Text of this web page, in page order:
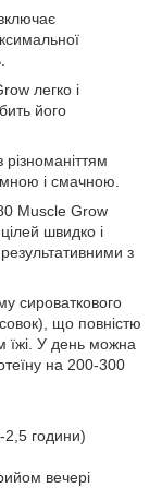
легко і
його
і смачною.
Muscle Grow
швидко і
з
сироваткового
що повністю
їжі. У день можна
на 200-300
2,5 години)
вечері